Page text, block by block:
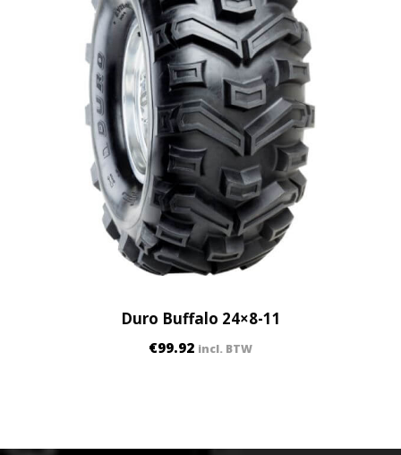
Duro Buffalo 24×8-11
€99.92 incl. BTW